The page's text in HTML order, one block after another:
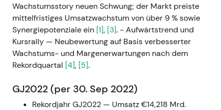
Wachstumsstory neuen Schwung; der Markt preiste
mittelfristiges Umsatzwachstum von über 9 % sowie
Synergiepotenziale ein [1], [3]. - Aufwärtstrend und
Kursrally — Neubewertung auf Basis verbesserter
Wachstums- und Margenerwartungen nach dem
Rekordquartal [4], [5].
GJ2022 (per 30. Sep 2022)
Rekordjahr GJ2022 — Umsatz €14,218 Mrd.